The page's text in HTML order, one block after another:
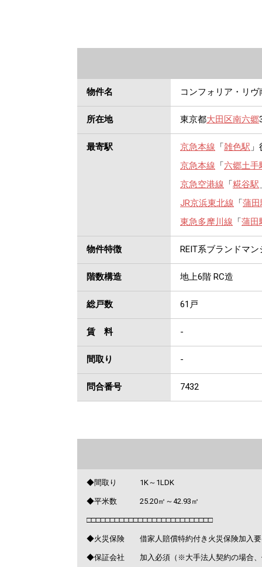
物件名 コンフォリア・リヴ
所在地 東京都大田区南六郷
最寄駅 京急本線 「雑色駅
京急本線 「六郷土手
京急空港線 「糀谷駅
JR京浜東北線 「蒲田
東急多摩川線 「蒲田
物件特徴 REIT系ブランドマ
階数構造 地上6階 RC造
総戸数 61戸
賃 料 -
間取り -
問合番号 7432
◆間取り 1K～1LDK
◆平米数 25.20㎡～42.93㎡
□□□□□□□□□□□□□□□□□□□□□□□□□□□
◆火災保険 借家人賠償特約付き火災保険加入要
◆保証会社 加入必須（※大手法人契約の場合、